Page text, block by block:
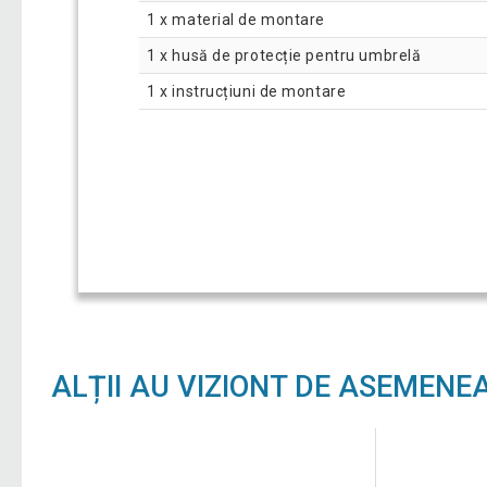
1 x material de montare
1 x husă de protecție pentru umbrelă
1 x instrucțiuni de montare
ALȚII AU VIZIONT DE